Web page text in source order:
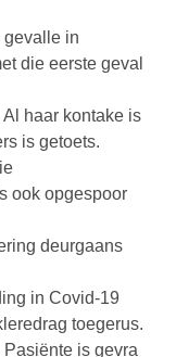
gevalle in
die eerste geval
haar kontake is
is getoets.
ook opgespoor
deurgaans
in Covid-19
toegerus.
is gevra